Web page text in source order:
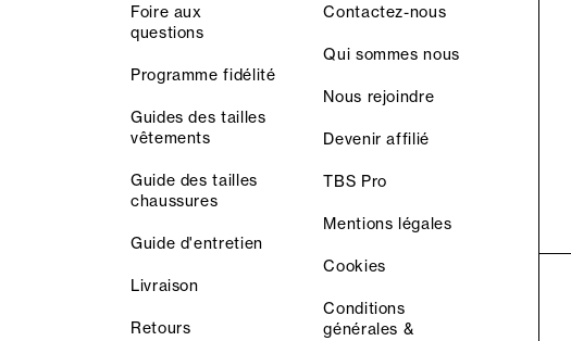
Foire aux
questions
Programme fidélité
Guides des tailles
vêtements
Guide des tailles
chaussures
Guide d'entretien
Livraison
Retours
Contactez-nous
Qui sommes nous
Nous rejoindre
Devenir affilié
TBS Pro
Mentions légales
Cookies
Conditions
générales &